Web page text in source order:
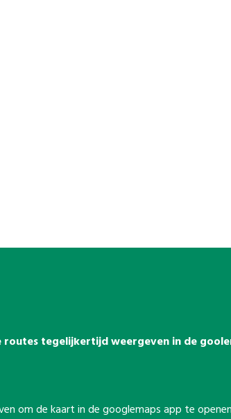
tegelijkertijd weergeven in de
om de kaart in de googlemaps app te